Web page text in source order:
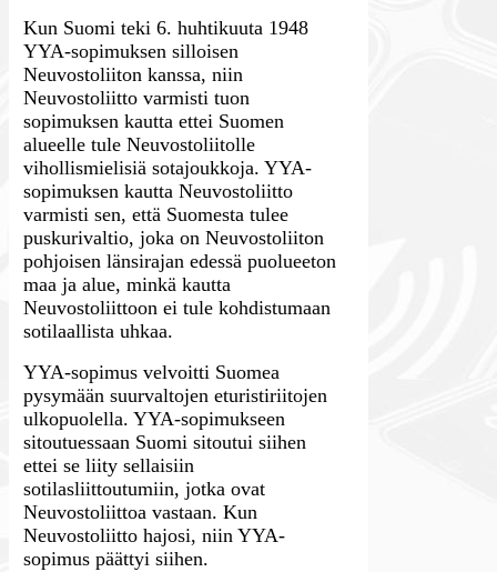
Kun Suomi teki 6. huhtikuuta 1948
YYA-sopimuksen silloisen
Neuvostoliiton kanssa, niin
Neuvostoliitto varmisti tuon
sopimuksen kautta ettei Suomen
alueelle tule Neuvostoliitolle
vihollismielisiä sotajoukkoja. YYA-
sopimuksen kautta Neuvostoliitto
varmisti sen, että Suomesta tulee
puskurivaltio, joka on Neuvostoliiton
pohjoisen länsirajan edessä puolueeton
maa ja alue, minkä kautta
Neuvostoliittoon ei tule kohdistumaan
sotilaallista uhkaa.
YYA-sopimus velvoitti Suomea
pysymään suurvaltojen eturistiriitojen
ulkopuolella. YYA-sopimukseen
sitoutuessaan Suomi sitoutui siihen
ettei se liity sellaisiin
sotilasliittoutumiin, jotka ovat
Neuvostoliittoa vastaan. Kun
Neuvostoliitto hajosi, niin YYA-
sopimus päättyi siihen.